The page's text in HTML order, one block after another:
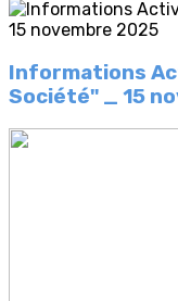
Informations
Société" _ 15